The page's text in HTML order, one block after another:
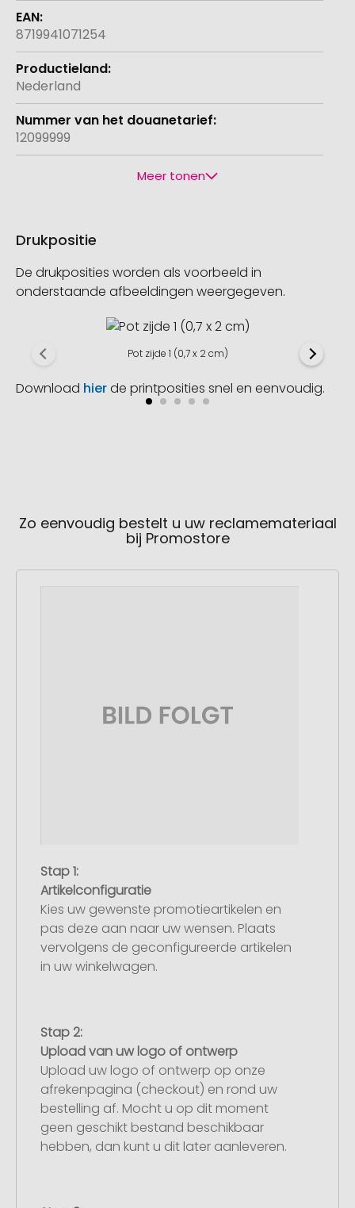
8719941071254
Nederland
12099999
Meer tonen
Drukpositie
De drukposities worden als voorbeeld in
onderstaande afbeeldingen weergegeven.
Pot zijde 1 (0,7 x 2 cm)
Download hierde printposities snel en eenvoudig.
Zo eenvoudig bestelt u uw reclamemateriaal
bij Promostore
Stap 1:
Artikelconfiguratie
Kies uw gewenste promotieartikelen en
pas deze aan naar uw wensen. Plaats
vervolgens de geconfigureerde artikelen
in uw winkelwagen.
Stap 2:
Upload van uw logo of ontwerp
Upload uw logo of ontwerp op onze
afrekenpagina (checkout) en rond uw
bestelling af. Mocht u op dit moment
geen geschikt bestand beschikbaar
hebben, dan kunt u dit later aanleveren.